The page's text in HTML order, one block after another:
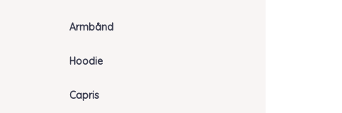
Armbånd
Hoodie
Capris